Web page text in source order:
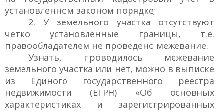
установленном законом порядке;
2. У земельного участка отсутствуют
четко установленные границы, т.е.
правообладателем не проведено межевание.
Узнать, проводилось межевание
земельного участка или нет, можно в выписке
из Единого государственного реестра
недвижимости (ЕГРН) «Об основных
характеристиках и зарегистрированных